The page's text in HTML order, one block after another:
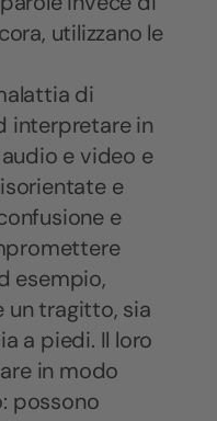
utilizzano le
di
interpretare in
e video e
e
e
esempio,
un tragitto, sia
a piedi. Il loro
in modo
possono